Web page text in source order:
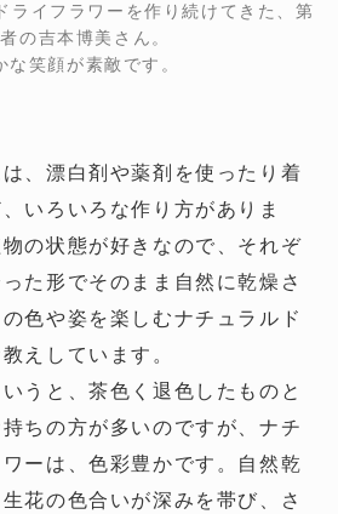
ライフラワーを作り続けてきた、第
の吉本博美さん。
な笑顔が素敵です。
、漂白剤や薬剤を使ったり着
いろいろな作り方がありま
の状態が好きなので、それぞ
た形でそのまま自然に乾燥さ
色や姿を楽しむナチュラルド
えしています。
うと、茶色く退色したものと
ちの方が多いのですが、ナチ
ーは、色彩豊かです。自然乾
花の色合いが深みを帯び、さ